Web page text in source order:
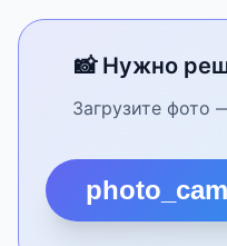
📸 Нужно
Загрузите фото